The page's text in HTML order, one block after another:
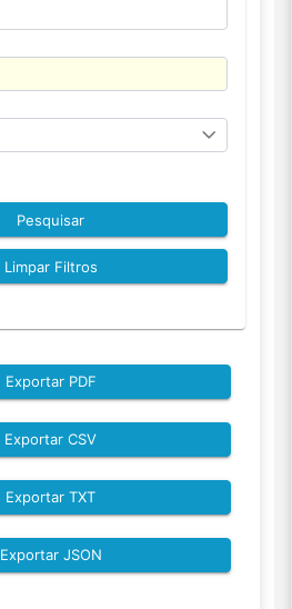
Pesquisar
Limpar Filtros
Exportar PDF
Exportar CSV
Exportar TXT
Exportar JSON